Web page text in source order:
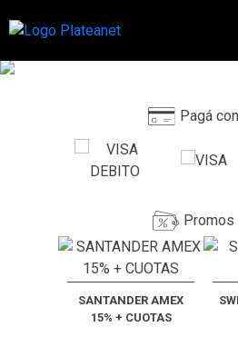
Pagá con
Promos
SANTANDER AMEX
15% + CUOTAS